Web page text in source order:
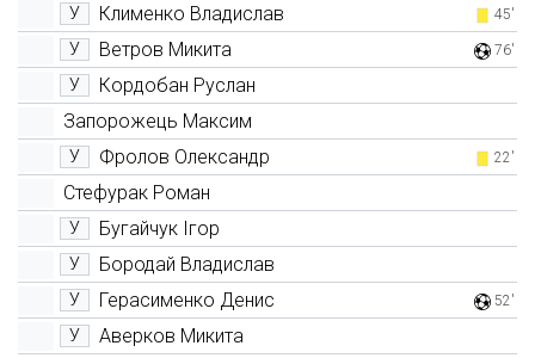
У Клименко Владислав 45'
У Ветров Микита 76'
У
Кордобан Руслан
Запорожець Максим
У Фролов Олександр 22'
Стефурак Роман
У Бугайчук Ігор
У Бородай Владислав
У Герасименко Денис 52'
У
Аверков Микита